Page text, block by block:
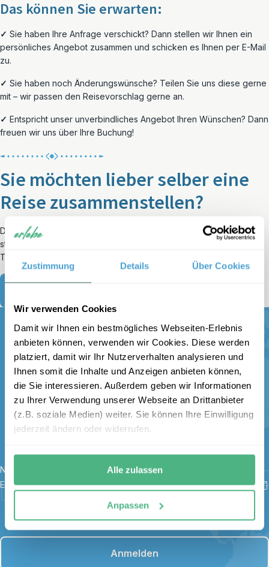
Zustimmung Details Über Cookies
Wir verwenden Cookies
Damit wir Ihnen ein bestmögliches Webseiten-Erlebnis
anbieten können, verwenden wir Cookies. Diese werden
platziert, damit wir Ihr Nutzerverhalten analysieren und
Ihnen somit die Inhalte und Anzeigen anbieten können,
die Sie interessieren. Außerdem geben wir Informationen
zu Ihrer Verwendung unserer Webseite an Drittanbieter
(z.B. soziale Medien) weiter. Sie können Ihre Einwilligung
jederzeit ändern oder widerrufen.
Alle zulassen
Anpassen
Das können Sie erwarten:
✓ Sie haben Ihre Anfrage verschickt? Dann stellen wir Ihnen ein
persönliches Angebot zusammen und schicken es Ihnen per E-Mail
zu.
✓ Sie haben noch Änderungswünsche? Teilen Sie uns diese gerne
mit – wir passen den Reisevorschlag gerne an.
✓ Entspricht unser unverbindliches Angebot Ihren Wünschen? Dann
freuen wir uns über Ihre Buchung!
Sie möchten lieber selber eine
Reise zusammenstellen?
Dann schauen Sie sich unsere Reiseziele für Familienreisen an und
stellen sich aus unseren Rundreisen und Reisebausteinen Ihren
Traumurlaub zusammen.
Melden Sie sich für unseren
kostenlosen Newsletter an und
erhalten Sie einen 100 €
Gutschein
Name
E-Mail *
Ich habe die Bestimmungen zumDatenschutzgelesen und
Anmelden